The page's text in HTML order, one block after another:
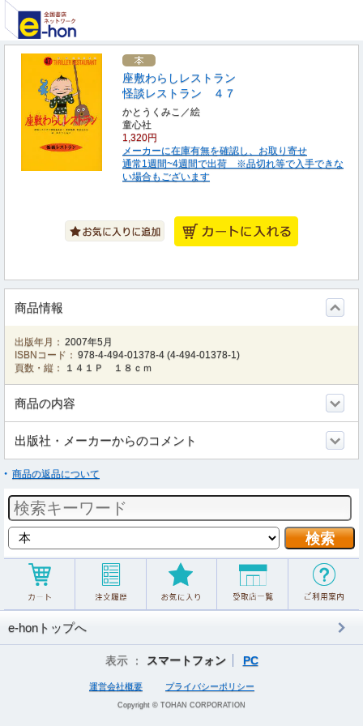
座敷わらしレストラン
怪談レストラン ４７
かとうくみこ／絵
童心社
1,320円
メーカーに在庫有無を確認し、お取り寄せ
通常1週間~4週間で出荷 ※品切れ等で入手できな
い場合もございます
商品情報
出版年月： 2007年5月
ISBNコード： 978-4-494-01378-4 (4-494-01378-1)
頁数・縦：
１４１Ｐ １８ｃｍ
商品の内容
出版社・メーカーからのコメント
商品の返品について
e-honトップへ
表示 ： スマートフォン PC
運営会社概要 プライバシーポリシー
Copyright © TOHAN CORPORATION